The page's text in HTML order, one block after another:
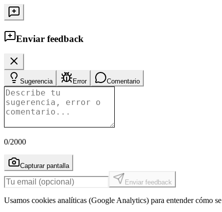
Enviar feedback
Sugerencia Error Comentario
0/2000
Capturar pantalla
Enviar feedback
Usamos cookies analíticas (Google Analytics) para entender cómo